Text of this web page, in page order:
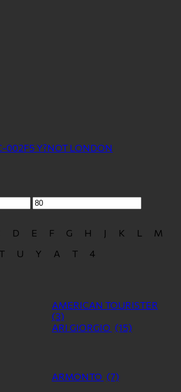
002F5 Y?NOT LONDON
Μέγιστη
τιμή
D E F G H J K L
M
T U Y Α Τ 4
AMERICAN TOURISTER
(3)
ARI GIORGIO (15)
ARMONTO (7)